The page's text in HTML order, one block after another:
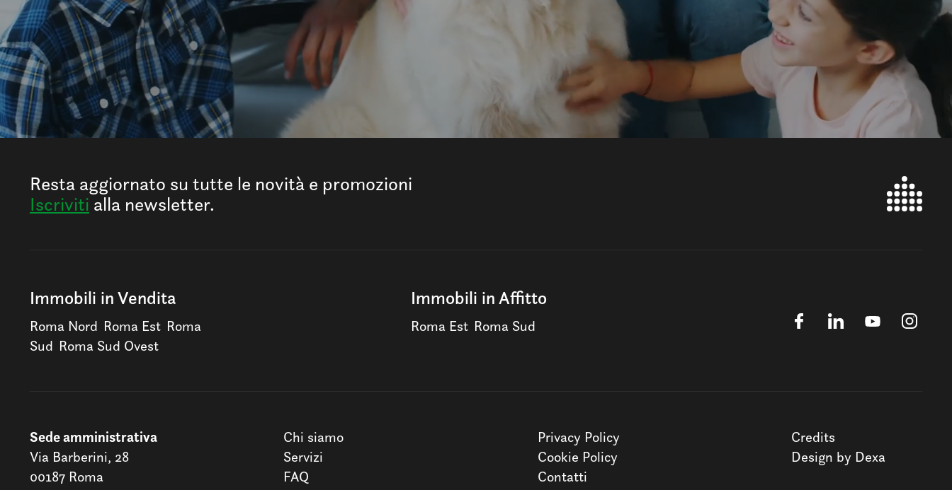
Resta aggiornato su tutte le novità e promozioni
Iscriviti alla newsletter.
Immobili in Vendita
Roma Nord Roma Est Roma
Sud Roma Sud Ovest
Immobili in Affitto
Roma Est Roma Sud
Sede amministrativa
Via Barberini, 28
00187 Roma
Chi siamo
Servizi
FAQ
Privacy Policy
Cookie Policy
Contatti
Credits
Design by Dexa